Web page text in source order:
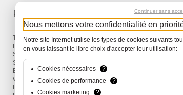
Produkte
Taschen & Rucksäcke
Reisen
Snow
Surf
Bike
Wind
Bekleidung und Accessoires
Service
Lieferung
Garantie
Continuer sans
Nous mettons votre confidentialité en
Notre site Internet utilise les types de cookies suivants
en vous laissant le libre choix d'accepter leur utilisation:
Cookies nécessaires
?
Cookies de performance
?
Cookies marketing
?